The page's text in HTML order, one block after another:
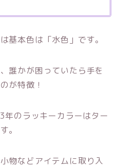
基本色は「水色」です。
誰かが困っていたら手を
が特徴！
のラッキーカラーはター
。
物などアイテムに取り入